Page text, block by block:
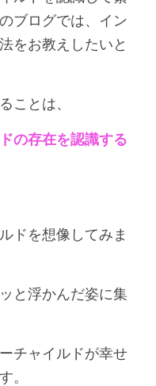
ブログでは、イン
をお教えしたいと
ことは、
の存在を認識する
ドを想像してみま
と浮かんだ姿に集
チャイルドが幸せ
。